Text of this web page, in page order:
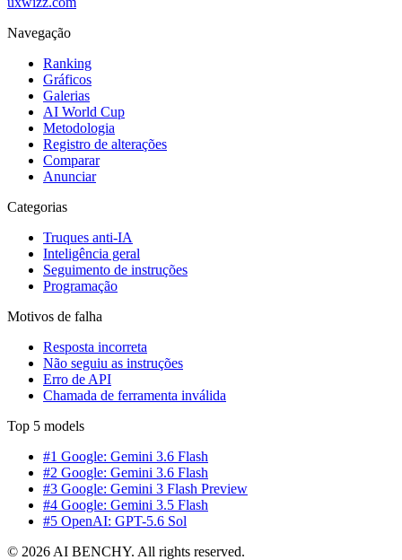
Navegação
Ranking
Gráficos
Galerias
AI World Cup
Metodologia
Registro de alterações
Comparar
Anunciar
Categorias
Truques anti-IA
Inteligência geral
Seguimento de instruções
Programação
Motivos de falha
Resposta incorreta
Não seguiu as instruções
Erro de API
Chamada de ferramenta inválida
Top 5 models
#1 Google: Gemini 3.6 Flash
#2 Google: Gemini 3.6 Flash
#3 Google: Gemini 3 Flash Preview
#4 Google: Gemini 3.5 Flash
#5 OpenAI: GPT-5.6 Sol
© 2026 AI BENCHY. All rights reserved.